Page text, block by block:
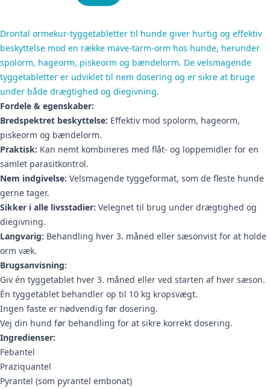
Drontal ormekur-tyggetabletter til hunde giver hurtig og effektiv
beskyttelse mod en række mave-tarm-orm hos hunde, herunder
spolorm, hageorm, piskeorm og bændelorm. De velsmagende
tyggetabletter er udviklet til nem dosering og er sikre at bruge
under både drægtighed og diegivning.
Fordele & egenskaber:
Bredspektret beskyttelse: Effektiv mod spolorm, hageorm,
piskeorm og bændelorm.
Praktisk: Kan nemt kombineres med flåt- og loppemidler for en
samlet parasitkontrol.
Nem indgivelse: Velsmagende tyggeformat, som de fleste hunde
gerne tager.
Sikker i alle livsstadier: Velegnet til brug under drægtighed og
diegivning.
Langvarig: Behandling hver 3. måned eller sæsonvist for at holde
orm væk.
Brugsanvisning:
Giv én tyggetablet hver 3. måned eller ved starten af hver sæson.
Én tyggetablet behandler op til 10 kg kropsvægt.
Ingen faste er nødvendig før dosering.
Vej din hund før behandling for at sikre korrekt dosering.
Ingredienser:
Febantel
Praziquantel
Pyrantel (som pyrantel embonat)